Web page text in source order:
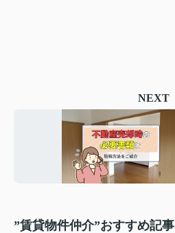
NEXT
”賃貸物件仲介”おすすめ記事